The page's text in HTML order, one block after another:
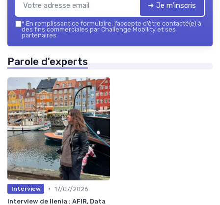
➔ Je m'inscris
* En remplissant ce formulaire, j’accepte d’être contacté(e) à
des fins commerciales par Challenge Mobility et ses
partenaires.
Parole d'experts
Interview • 17/07/2026
Interview de Ilenia : AFIR, Data